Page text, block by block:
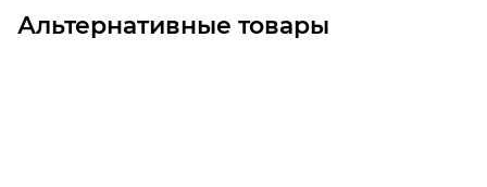
Альтернативные товары